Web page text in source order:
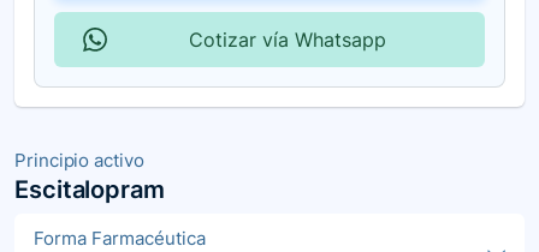
Principio activo
Escitalopram
Forma Farmacéutica
Cotizar vía Whatsapp